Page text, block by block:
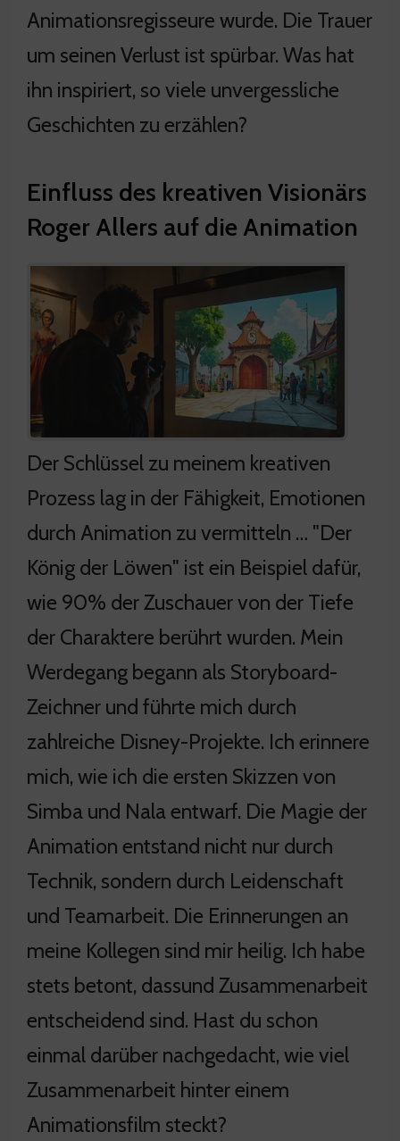
Animationsregisseure wurde. Die Trauer
um seinen Verlust ist spürbar. Was hat
ihn inspiriert, so viele unvergessliche
Geschichten zu erzählen?
Einfluss des kreativen Visionärs
Roger Allers auf die Animation
Der Schlüssel zu meinem kreativen
Prozess lag in der Fähigkeit, Emotionen
durch Animation zu vermitteln … "Der
König der Löwen" ist ein Beispiel dafür,
wie 90% der Zuschauer von der Tiefe
der Charaktere berührt wurden. Mein
Werdegang begann als Storyboard-
Zeichner und führte mich durch
zahlreiche Disney-Projekte. Ich erinnere
mich, wie ich die ersten Skizzen von
Simba und Nala entwarf. Die Magie der
Animation entstand nicht nur durch
Technik, sondern durch Leidenschaft
und Teamarbeit. Die Erinnerungen an
meine Kollegen sind mir heilig. Ich habe
stets betont, dassund Zusammenarbeit
entscheidend sind. Hast du schon
einmal darüber nachgedacht, wie viel
Zusammenarbeit hinter einem
Animationsfilm steckt?